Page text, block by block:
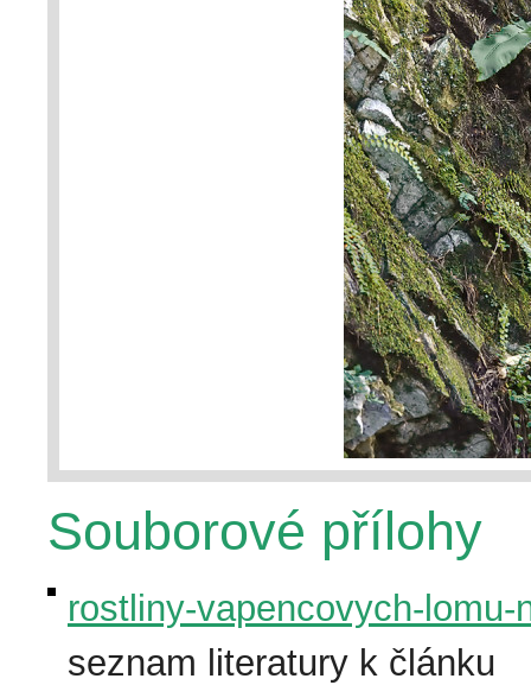
Souborové přílohy
rostliny-vapencovych-
seznam literatury k článku